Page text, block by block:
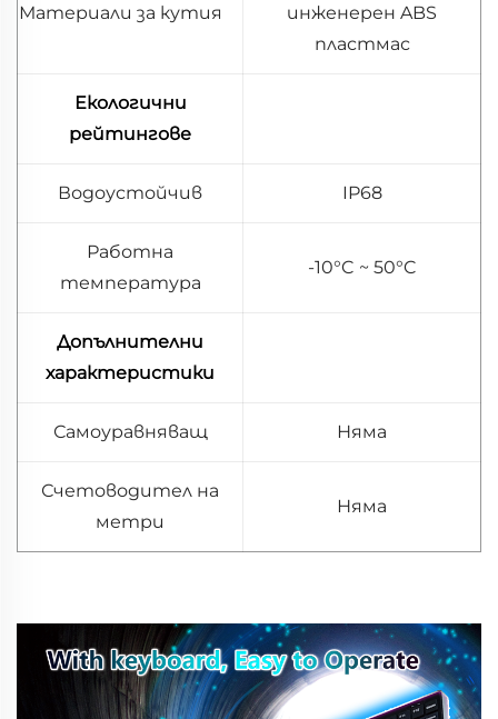
Материали за кутия
инженерен ABS
пластмас
Екологични
рейтингове
Водоустойчив IP68
Работна
температура
-10°C ~ 50°C
Допълнителни
характеристики
Самоуравняващ Няма
Счетоводител на
метри
Няма